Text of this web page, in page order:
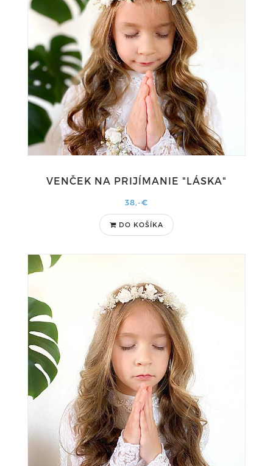
VENČEK NA PRIJÍMANIE "LÁSKA"
38,-€
DO KOŠÍKA